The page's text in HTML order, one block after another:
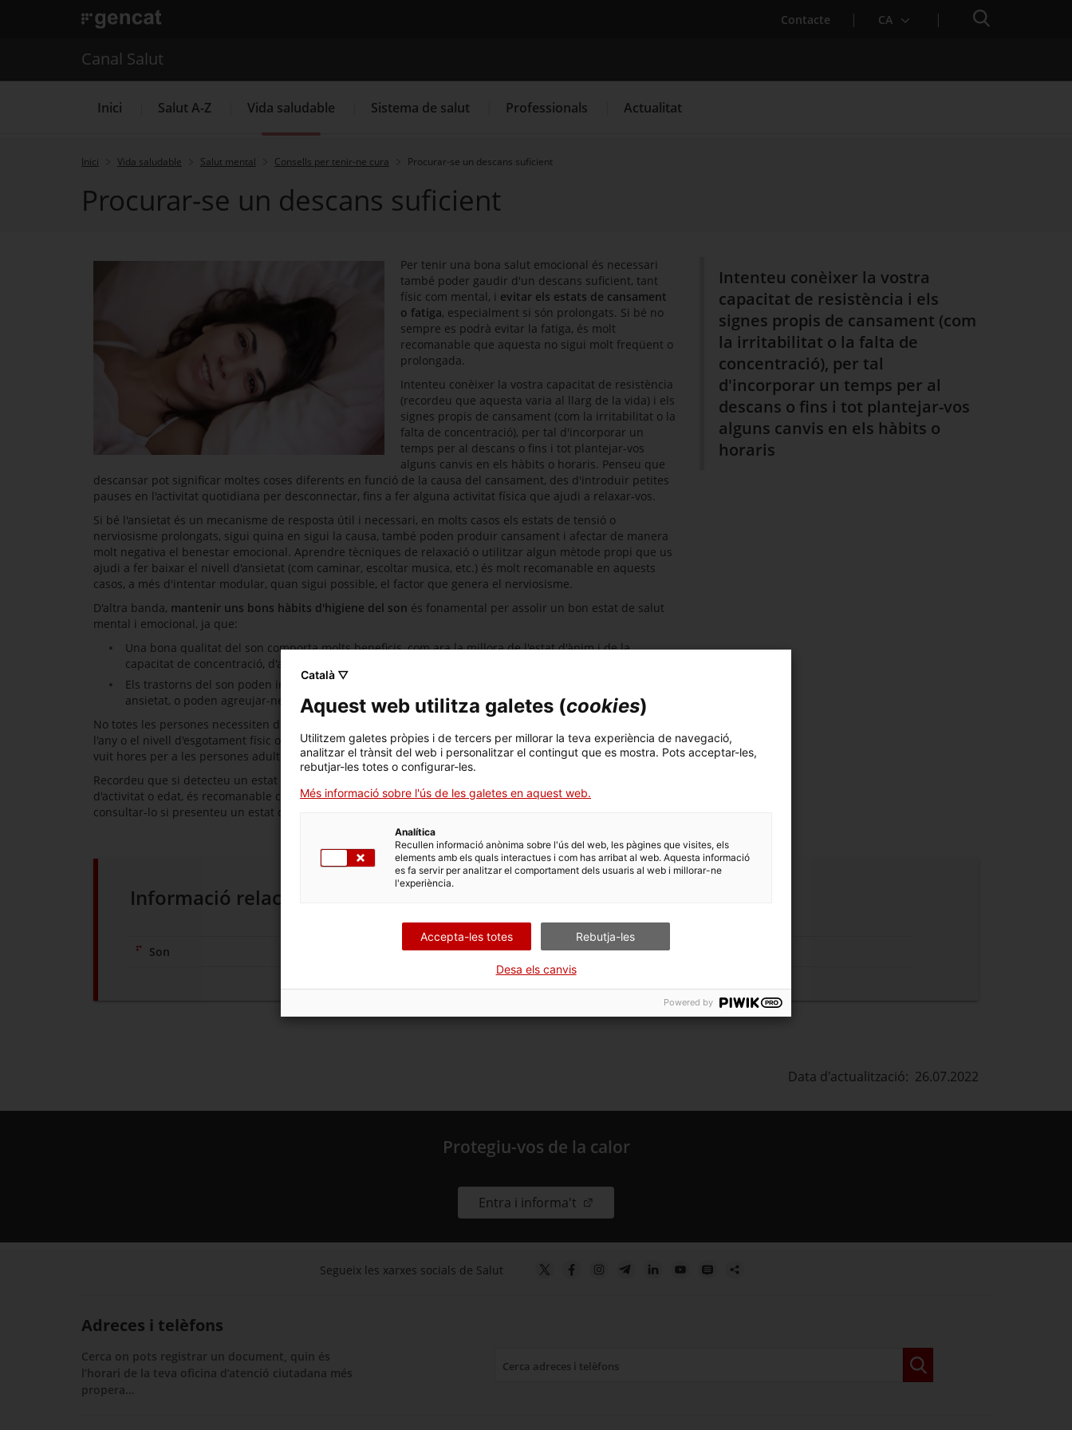
. Obre en una nova finestra. Contacte CA Cercador
Cercador
La Meva Salut . Obre en una nova finestra.
Programació de visites al CAP
Canal Salut
Inici Salut A-Z Vida saludable Sistema de salut Professionals Actualitat
. Obre en una nova finestra.
Inici Vida saludable Salut mental Consells per tenir-ne cura Procurar-se un descans suficient
Procurar-se un descans suficient
Per tenir una bona salut emocional és necessari
també poder gaudir d'un descans suficient, tant
físic com mental, i evitar els estats de cansament
o fatiga, especialment si són prolongats. Si bé no
sempre es podrà evitar la fatiga, és molt
recomanable que aquesta no sigui molt freqüent o
prolongada.
Intenteu conèixer la vostra capacitat de resistència
(recordeu que aquesta varia al llarg de la vida) i els
signes propis de cansament (com la irritabilitat o la
falta de concentració), per tal d'incorporar un
temps per al descans o fins i tot plantejar-vos
alguns canvis en els hàbits o horaris. Penseu que
descansar pot significar moltes coses diferents en funció de la causa del cansament, des d'introduir petites
pauses en l'activitat quotidiana per desconnectar, fins a fer alguna activitat física que ajudi a relaxar-vos.
Si bé l'ansietat és un mecanisme de resposta útil i necessari, en molts casos els estats de tensió o
nerviosisme prolongats, sigui quina en sigui la causa, també poden produir cansament i afectar de manera
molt negativa el benestar emocional. Aprendre tècniques de relaxació o utilitzar algun mètode propi que us
ajudi a fer baixar el nivell d'ansietat (com caminar, escoltar musica, etc.) és molt recomanable en aquests
casos, a més d'intentar modular, quan sigui possible, el factor que genera el nerviosisme.
D'altra banda, mantenir uns bons hàbits d'higiene del son és fonamental per assolir un bon estat de salut
mental i emocional, ja que:
Una bona qualitat del son comporta molts beneficis, com ara la millora de l'estat d'ànim i de la
capacitat de concentració, d'aprenentatge i de memòria.
Els trastorns del son poden incrementar el risc de patir trastorns mentals, com ara depressió i
ansietat, o poden agreujar-ne els símptomes.
No totes les persones necessiten dormir les mateixes hores i aquestes varien en funció de l'edat, l'estació de
l'any o el nivell d'esgotament físic o mental. La mitjana de descans nocturn necessari és propera a les set o
vuit hores per a les persones adultes.
Recordeu que si detecteu un estat de fatiga prolongat o més intens del que és esperat pel vostre nivell
d'activitat o edat, és recomanable consultar-ho amb el metge o metgessa de capçalera. També heu de
consultar-lo si presenteu un estat de nerviosisme molt intens o que no millora en un temps.
Intenteu conèixer la vostra
capacitat de resistència i els
signes propis de cansament (com
la irritabilitat o la falta de
concentració), per tal
d'incorporar un temps per al
descans o fins i tot plantejar-vos
alguns canvis en els hàbits o
horaris
Informació relacionada
Son Ansietat
Data d'actualització: 26.07.2022
Protegiu-vos de la calor
Entra i informa't . Obre en una nova finestra.
Segueix les xarxes socials de Salut
Adreces i telèfons
Cerca on pots registrar un document, quin és
l’horari de la teva oficina d’atenció ciutadana més
propera…
Català ▽
Aquest web utilitza galetes (cookies)
Utilitzem galetes pròpies i de tercers per millorar la teva experiència de navegació,
analitzar el trànsit del web i personalitzar el contingut que es mostra. Pots acceptar-les,
rebutjar-les totes o configurar-les.
Més informació sobre l'ús de les galetes en aquest web.
Analítica
Recullen informació anònima sobre l'ús del web, les pàgines que visites, els
elements amb els quals interactues i com has arribat al web. Aquesta informació
es fa servir per analitzar el comportament dels usuaris al web i millorar-ne
l'experiència.
Accepta-les totes Rebutja-les
Desa els canvis
Powered by